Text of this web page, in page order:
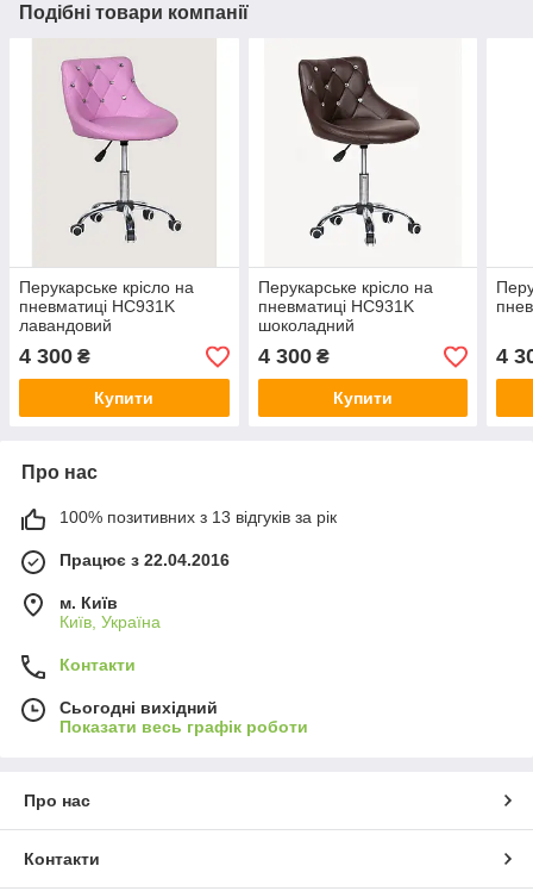
Подібні товари компанії
Перукарське крісло на
пневматиці HC931K
лавандовий
4 300 ₴
Купити
Перукарське крісло на
пневматиці HC931K
шоколадний
4 300₴
Купити
4
Про нас
100% позитивних з 13 відгуків за рік
Працює з 22.04.2016
м. Київ
Київ, Україна
Контакти
Сьогодні вихідний
Показати весь графік роботи
Про нас
Контакти